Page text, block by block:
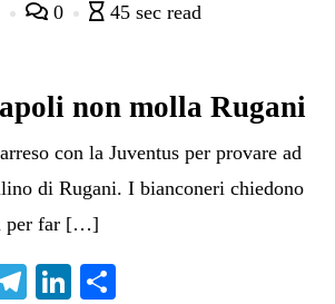
gr
m
ed di
di
0 45 sec read
non molla Rugani
con la Juventus per provare ad
di Rugani. I bianconeri chiedono
per far […]
Te
Li